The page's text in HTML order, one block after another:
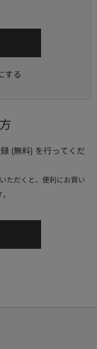
する
(無料) を行ってくだ
ただくと、便利にお買い